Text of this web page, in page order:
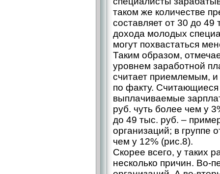
таком же количестве
составляет от 30 до
дохода молодых
могут похвастаться
Таким образом,
уровнем заработной
считает приемлемым, и
по факту.
выплачиваемые
руб. чуть более чем у
до 49 тыс. руб. –
организаций; в группе
чем у 12% (рис.8).
Скорее всего, у таких
несколько причин. Во-